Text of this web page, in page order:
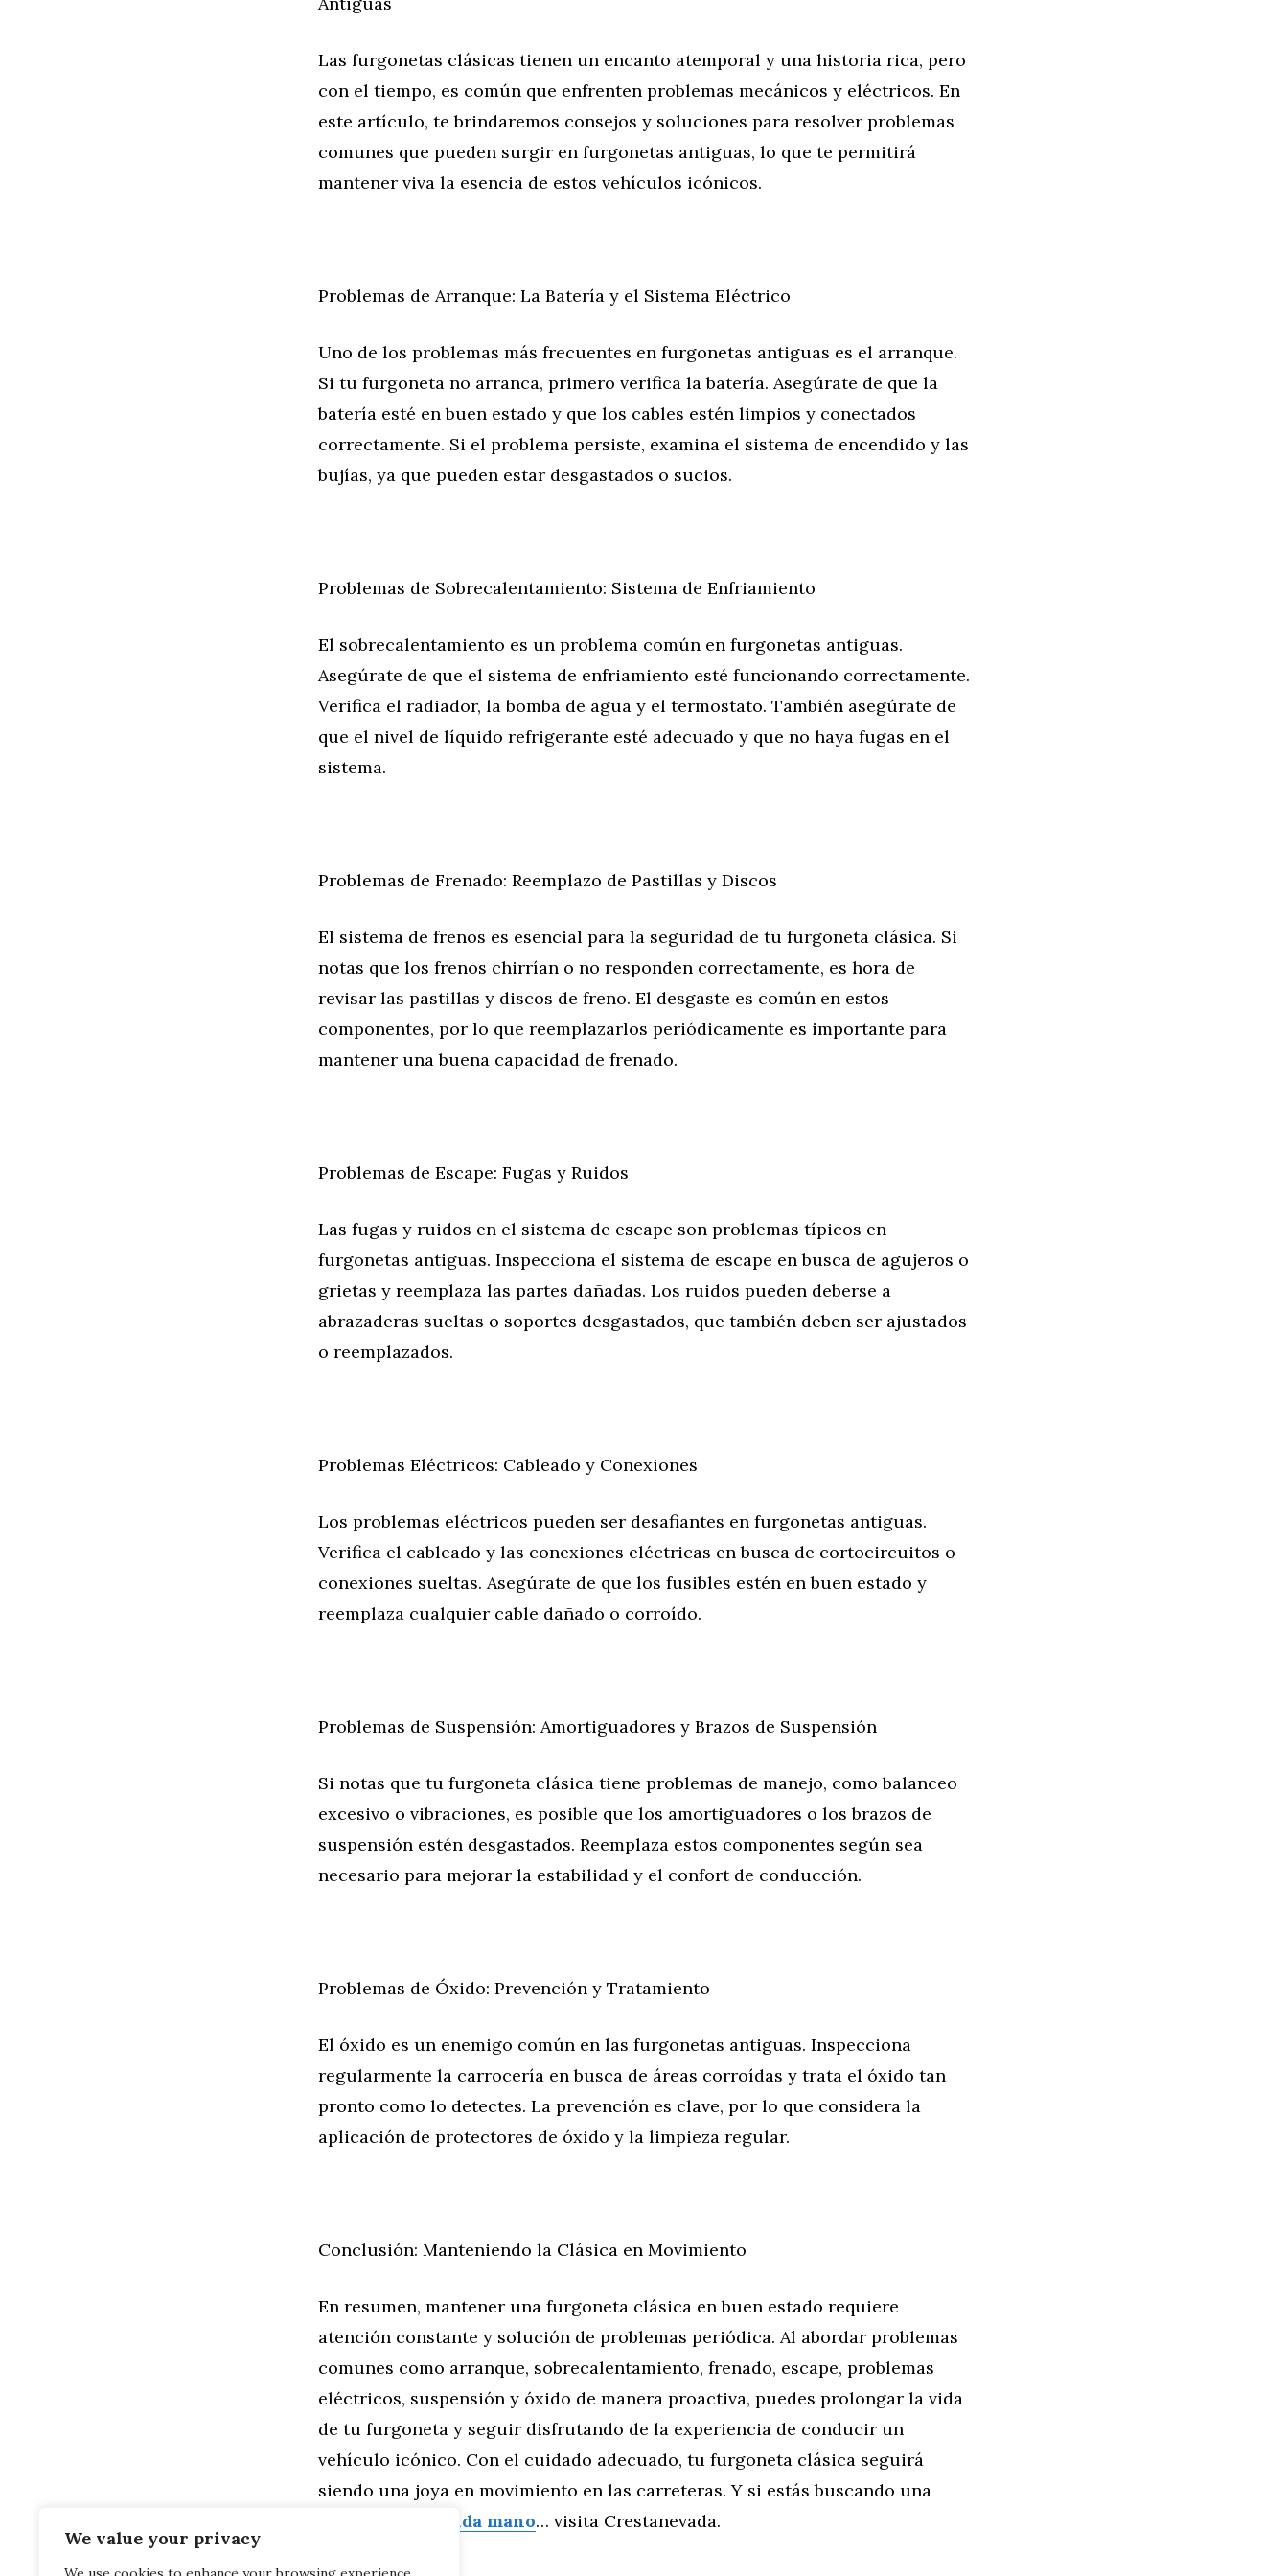
We value your privacy
Las furgonetas clásicas tienen un encanto atemporal y una historia rica, pero
con el tiempo, es común que enfrenten problemas mecánicos y eléctricos. En
este artículo, te brindaremos consejos y soluciones para resolver problemas
comunes que pueden surgir en furgonetas antiguas, lo que te permitirá
mantener viva la esencia de estos vehículos icónicos.
Problemas de Arranque: La Batería y el Sistema Eléctrico
Uno de los problemas más frecuentes en furgonetas antiguas es el arranque.
Si tu furgoneta no arranca, primero verifica la batería. Asegúrate de que la
batería esté en buen estado y que los cables estén limpios y conectados
correctamente. Si el problema persiste, examina el sistema de encendido y las
bujías, ya que pueden estar desgastados o sucios.
Problemas de Sobrecalentamiento: Sistema de Enfriamiento
El sobrecalentamiento es un problema común en furgonetas antiguas.
Asegúrate de que el sistema de enfriamiento esté funcionando correctamente.
Verifica el radiador, la bomba de agua y el termostato. También asegúrate de
que el nivel de líquido refrigerante esté adecuado y que no haya fugas en el
sistema.
Problemas de Frenado: Reemplazo de Pastillas y Discos
El sistema de frenos es esencial para la seguridad de tu furgoneta clásica. Si
notas que los frenos chirrían o no responden correctamente, es hora de
revisar las pastillas y discos de freno. El desgaste es común en estos
componentes, por lo que reemplazarlos periódicamente es importante para
mantener una buena capacidad de frenado.
Problemas de Escape: Fugas y Ruidos
Las fugas y ruidos en el sistema de escape son problemas típicos en
furgonetas antiguas. Inspecciona el sistema de escape en busca de agujeros o
grietas y reemplaza las partes dañadas. Los ruidos pueden deberse a
abrazaderas sueltas o soportes desgastados, que también deben ser ajustados
o reemplazados.
Problemas Eléctricos: Cableado y Conexiones
Los problemas eléctricos pueden ser desafiantes en furgonetas antiguas.
Verifica el cableado y las conexiones eléctricas en busca de cortocircuitos o
conexiones sueltas. Asegúrate de que los fusibles estén en buen estado y
reemplaza cualquier cable dañado o corroído.
Problemas de Suspensión: Amortiguadores y Brazos de Suspensión
Si notas que tu furgoneta clásica tiene problemas de manejo, como balanceo
excesivo o vibraciones, es posible que los amortiguadores o los brazos de
suspensión estén desgastados. Reemplaza estos componentes según sea
necesario para mejorar la estabilidad y el confort de conducción.
Problemas de Óxido: Prevención y Tratamiento
El óxido es un enemigo común en las furgonetas antiguas. Inspecciona
regularmente la carrocería en busca de áreas corroídas y trata el óxido tan
pronto como lo detectes. La prevención es clave, por lo que considera la
aplicación de protectores de óxido y la limpieza regular.
Conclusión: Manteniendo la Clásica en Movimiento
En resumen, mantener una furgoneta clásica en buen estado requiere
atención constante y solución de problemas periódica. Al abordar problemas
comunes como arranque, sobrecalentamiento, frenado, escape, problemas
eléctricos, suspensión y óxido de manera proactiva, puedes prolongar la vida
de tu furgoneta y seguir disfrutando de la experiencia de conducir un
vehículo icónico. Con el cuidado adecuado, tu furgoneta clásica seguirá
siendo una joya en movimiento en las carreteras. Y si estás buscando una
furgoneta segunda mano… visita Crestanevada.